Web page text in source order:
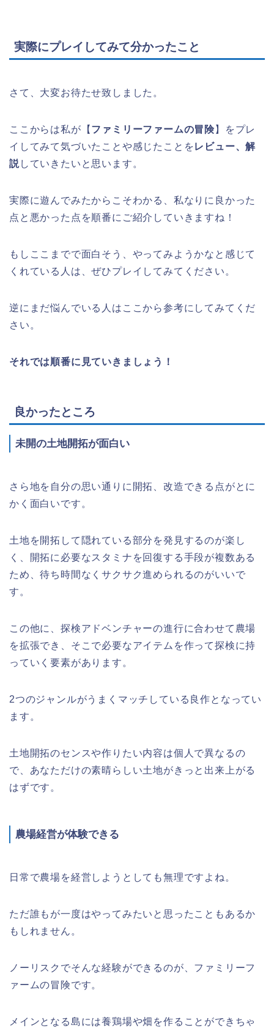
実際にプレイしてみて分かったこと
さて、大変お待たせ致しました。
ここからは私が【 ファミリーファームの冒険】をプレ
イしてみて気づいたことや感じたことをレビュー、解
説していきたいと思います。
実際に遊んでみたからこそわかる、私なりに良かった
点と悪かった点を順番にご紹介していきますね！
もしここまでで面白そう、やってみようかなと感じて
くれている人は、ぜひプレイしてみてください。
逆にまだ悩んでいる人はここから参考にしてみてくだ
さい。
それでは順番に見ていきましょう！
良かったところ
未開の土地開拓が面白い
さら地を自分の思い通りに開拓、改造できる点がとに
かく面白いです。
土地を開拓して 隠れている部分を発見するのが楽し
く、開拓に必要なスタミナを回復する手段が複数ある
ため、待ち時間なくサクサク進められるのがいいで
す。
この他に、探検アドベンチャーの進行に合わせて 農場
を拡張でき、そこで必要なアイテムを作って探検に持
っていく要素があります。
2つのジャンルがうまくマッチ している良作となってい
ます。
土地開拓のセンスや作りたい内容は個人で異なるの
で、あなただけの素晴らしい土地がきっと出来上がる
はずです。
農場経営が体験できる
日常で農場を経営しようとしても無理ですよね。
ただ誰もが一度はやってみたいと思ったこともあるか
もしれません。
ノーリスクでそんな経験ができるのが、ファミリーフ
ァームの冒険です。
メインとなる島には養鶏場や畑 を作ることができちゃ